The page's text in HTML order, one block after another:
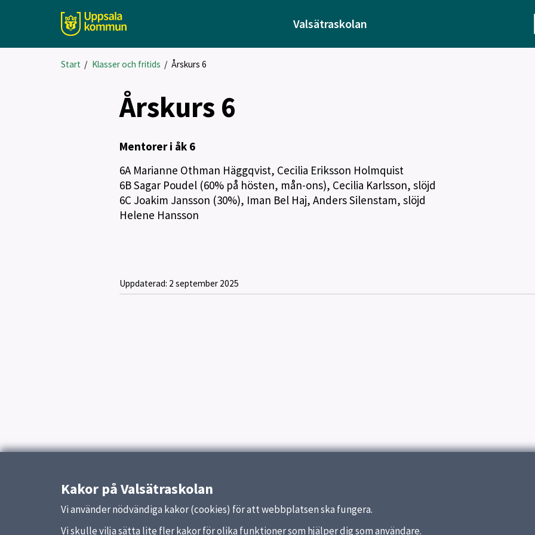
Valsätraskolan
Start / Klasser och fritids / Årskurs 6
Årskurs 6
Mentorer i åk 6
6A Marianne Othman Häggqvist, Cecilia Eriksson Holmquist
6B Sagar Poudel (60% på hösten, mån-ons), Cecilia Karlsson, slöjd
6C Joakim Jansson (30%), Iman Bel Haj, Anders Silenstam, slöjd
Helene Hansson
Uppdaterad: 2 september 2025
Kakor på Valsätraskolan
Vi använder nödvändiga kakor (cookies) för att webbplatsen ska fungera.
Vi skulle vilja sätta lite fler kakor för olika funktioner som hjälper dig som användare.